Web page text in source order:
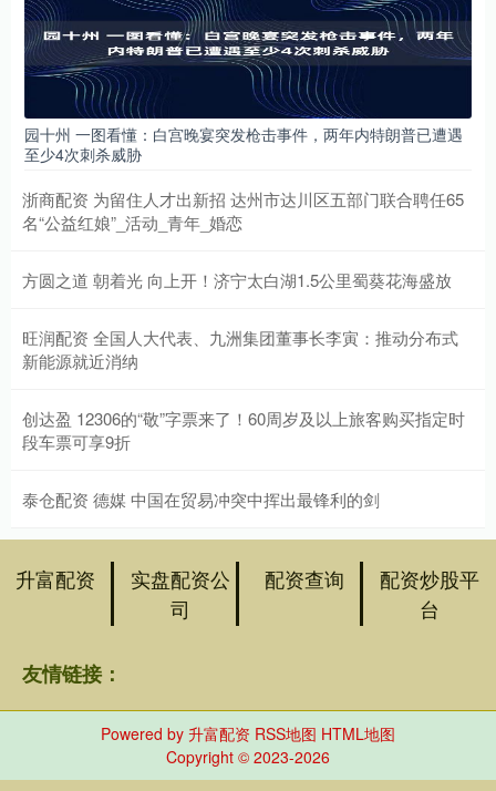
园十州 一图看懂：白宫晚宴突发枪击事件，两年内特朗普已遭遇
至少4次刺杀威胁
浙商配资 为留住人才出新招 达州市达川区五部门联合聘任65
名“公益红娘”_活动_青年_婚恋
方圆之道 朝着光 向上开！济宁太白湖1.5公里蜀葵花海盛放
旺润配资 全国人大代表、九洲集团董事长李寅：推动分布式
新能源就近消纳
创达盈 12306的“敬”字票来了！60周岁及以上旅客购买指定时
段车票可享9折
泰仓配资 德媒 中国在贸易冲突中挥出最锋利的剑
升富配资
实盘配资公
司
配资查询
配资炒股平
台
友情链接：
Powered by 升富配资 RSS地图 HTML地图
Copyright © 2023-2026